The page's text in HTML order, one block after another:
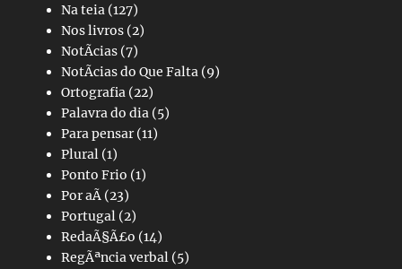
Na teia (127)
Nos livros (2)
NotÃ­cias (7)
NotÃ­cias do Que Falta (9)
Ortografia (22)
Palavra do dia (5)
Para pensar(11)
Plural (1)
Ponto Frio (1)
Por aÃ­ (23)
Portugal (2)
RedaÃ§Ã£o (14)
RegÃªncia verbal (5)